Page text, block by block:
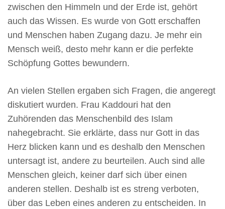
zwischen den Himmeln und der Erde ist, gehört
auch das Wissen. Es wurde von Gott erschaffen
und Menschen haben Zugang dazu. Je mehr ein
Mensch weiß, desto mehr kann er die perfekte
Schöpfung Gottes bewundern.
An vielen Stellen ergaben sich Fragen, die angeregt
diskutiert wurden. Frau Kaddouri hat den
Zuhörenden das Menschenbild des Islam
nahegebracht. Sie erklärte, dass nur Gott in das
Herz blicken kann und es deshalb den Menschen
untersagt ist, andere zu beurteilen. Auch sind alle
Menschen gleich, keiner darf sich über einen
anderen stellen. Deshalb ist es streng verboten,
über das Leben eines anderen zu entscheiden. In